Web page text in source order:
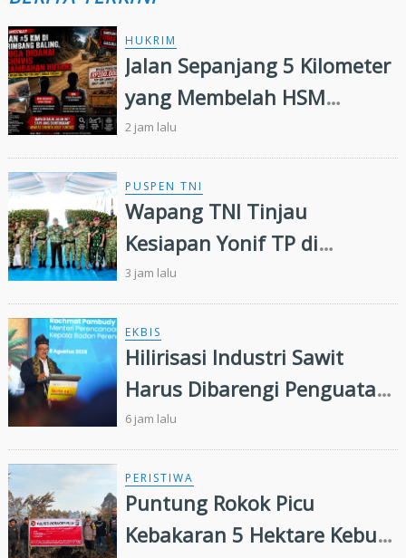
HUKRIM
Jalan Sepanjang 5 Kilometer
yang Membelah HSM
Rimbang Baling Diduga
Didanai Residivis
Perambahan Hutan
2 jam lalu
PUSPEN TNI
Wapang TNI Tinjau
Kesiapan Yonif TP di
Sumatera Utara
3 jam lalu
EKBIS
Hilirisasi Industri Sawit
Harus Dibarengi Penguatan
Ekosistem Hulu hingga Hilir
6 jam lalu
PERISTIWA
Puntung Rokok Picu
Kebakaran 5 Hektare Kebun